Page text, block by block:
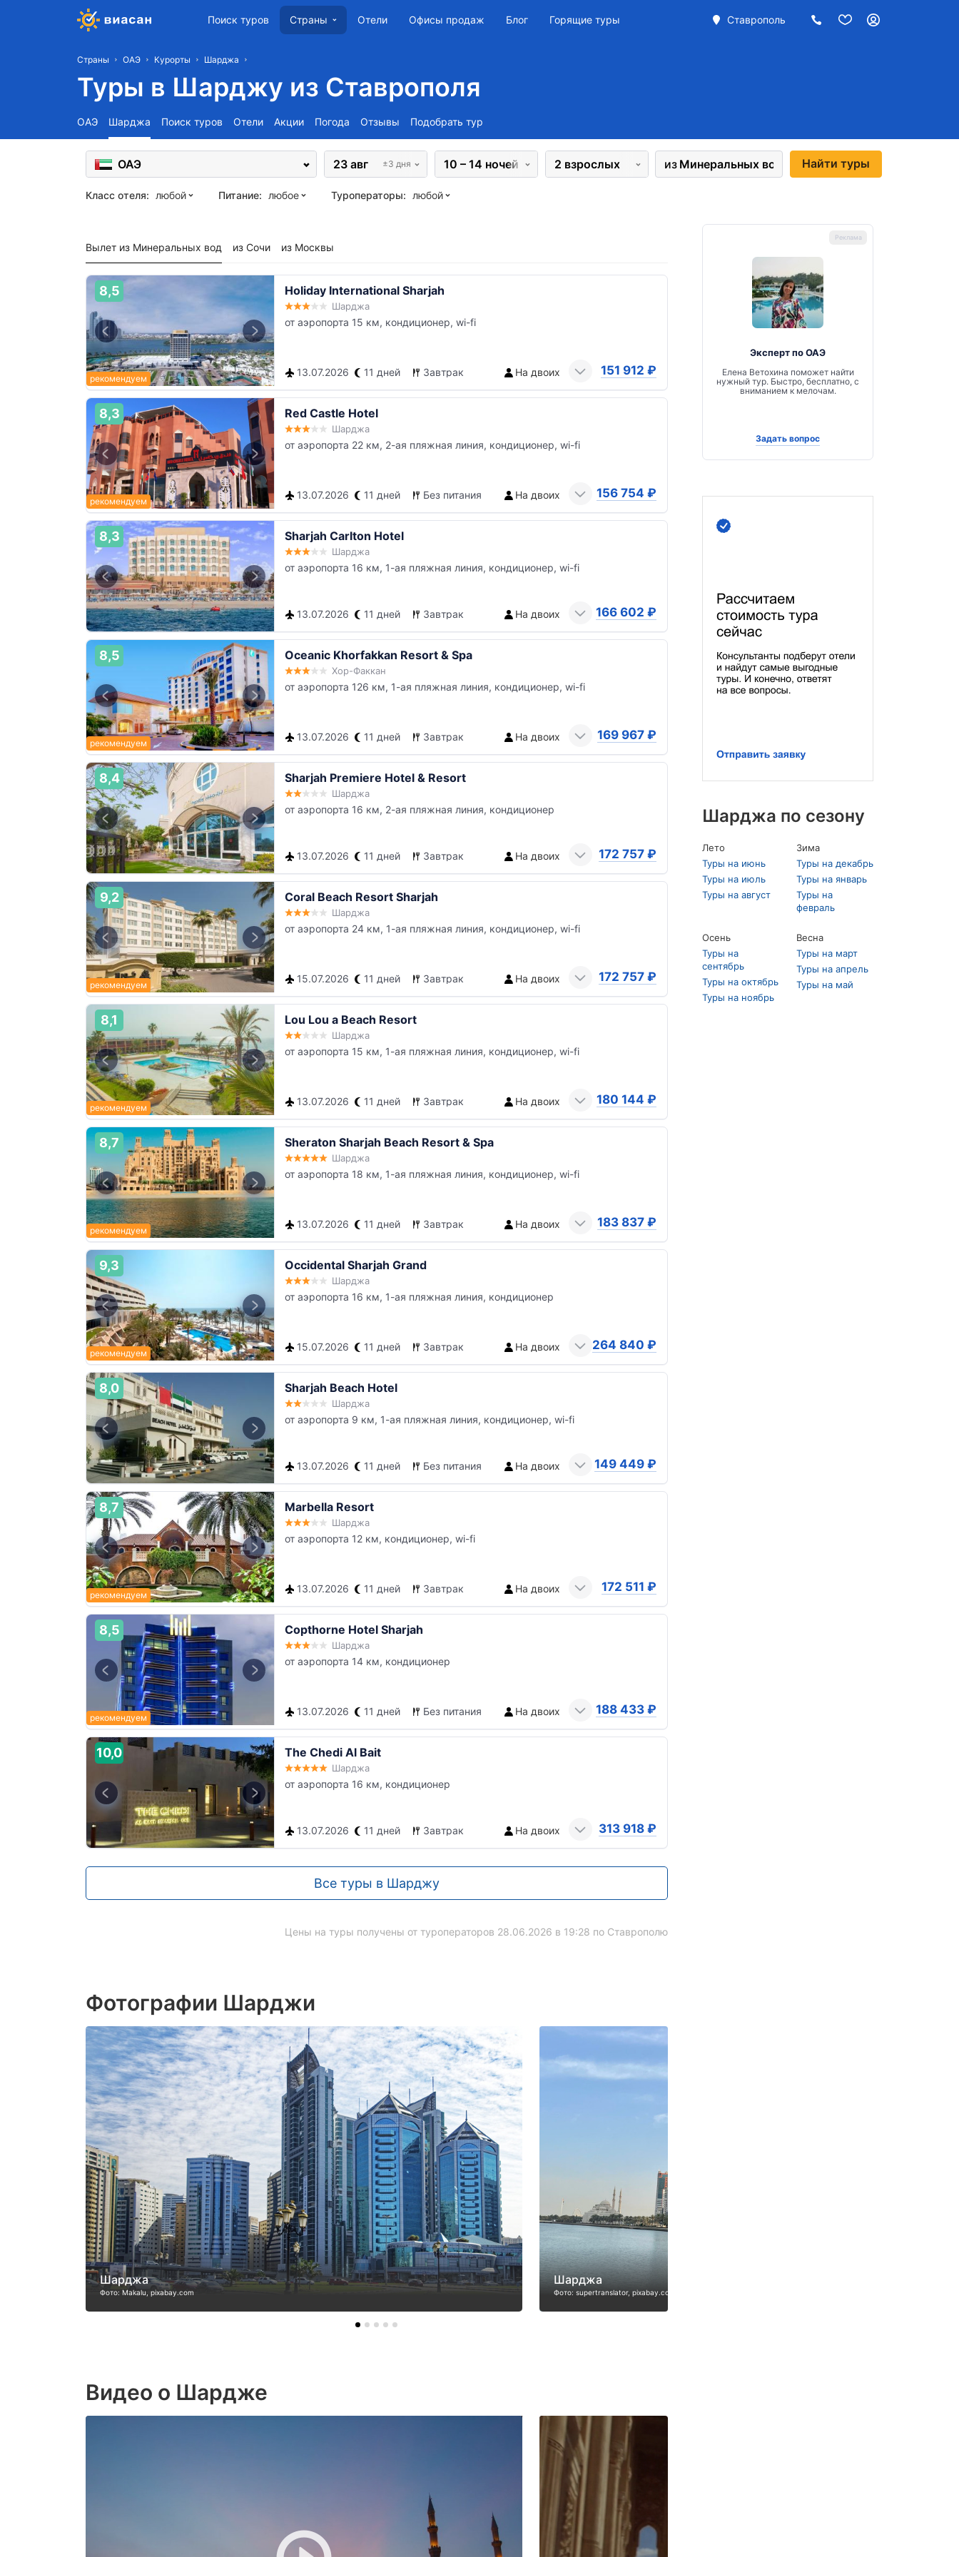
Ставрополь
Поиск туров Страны Отели Офисы продаж Блог Горящие туры
Страны ОАЭ Курорты Шарджа
Туры в Шарджу из Ставрополя
ОАЭ Шарджа Поиск туров Отели Акции Погода Отзывы Подобрать тур
ОАЭ 23 авг ±3 дня 10 – 14 ночей 2 взрослых Найти туры
Класс отеля: любой Питание: любое Туроператоры: любой
Вылет из Минеральных вод из Сочи из Москвы
8,5 Holiday International Sharjah
Шарджа
от аэропорта 15 км, кондиционер, wi-fi
13.07.2026 11 дней Завтрак На двоих 151 912 ₽
8,3 Red Castle Hotel
Шарджа
от аэропорта 22 км, 2-ая пляжная линия, кондиционер, wi-fi
13.07.2026 11 дней Без питания На двоих 156 754 ₽
8,3 Sharjah Carlton Hotel
Шарджа
от аэропорта 16 км, 1-ая пляжная линия, кондиционер, wi-fi
13.07.2026 11 дней Завтрак На двоих 166 602 ₽
8,5 Oceanic Khorfakkan Resort & Spa
Хор-Факкан
от аэропорта 126 км, 1-ая пляжная линия, кондиционер, wi-fi
13.07.2026 11 дней Завтрак На двоих 169 967 ₽
8,4 Sharjah Premiere Hotel & Resort
Шарджа
от аэропорта 16 км, 2-ая пляжная линия, кондиционер
13.07.2026 11 дней Завтрак На двоих 172 757 ₽
9,2 Coral Beach Resort Sharjah
Шарджа
от аэропорта 24 км, 1-ая пляжная линия, кондиционер, wi-fi
15.07.2026 11 дней Завтрак На двоих 172 757 ₽
8,1 Lou Lou a Beach Resort
Шарджа
от аэропорта 15 км, 1-ая пляжная линия, кондиционер, wi-fi
13.07.2026 11 дней Завтрак На двоих 180 144 ₽
8,7 Sheraton Sharjah Beach Resort & Spa
Шарджа
от аэропорта 18 км, 1-ая пляжная линия, кондиционер, wi-fi
13.07.2026 11 дней Завтрак На двоих 183 837 ₽
9,3 Occidental Sharjah Grand
Шарджа
от аэропорта 16 км, 1-ая пляжная линия, кондиционер
15.07.2026 11 дней Завтрак На двоих 264 840 ₽
8,0 Sharjah Beach Hotel
Шарджа
от аэропорта 9 км, 1-ая пляжная линия, кондиционер, wi-fi
13.07.2026 11 дней Без питания На двоих 149 449 ₽
8,7 Marbella Resort
Шарджа
от аэропорта 12 км, кондиционер, wi-fi
13.07.2026 11 дней Завтрак На двоих 172 511 ₽
8,5 Copthorne Hotel Sharjah
Шарджа
от аэропорта 14 км, кондиционер
13.07.2026 11 дней Без питания На двоих 188 433 ₽
10,0 The Chedi Al Bait
Шарджа
от аэропорта 16 км, кондиционер
13.07.2026 11 дней Завтрак На двоих 313 918 ₽
Все туры в Шарджу
Цены на туры получены от туроператоров 28.06.2026 в 19:28 по Ставрополю
Фотографии Шарджи
Шарджа
Фото: Makalu, pixabay.com
Шарджа
Фото: supertranslator, pixabay.com
Видео о Шардже
Эксперт по ОАЭ
Елена Ветохина поможет найти
нужный тур. Быстро, бесплатно, с
вниманием к мелочам.
Задать вопрос
Шарджа по сезону
Лето
Туры на июнь
Туры на июль
Туры на август
Зима
Туры на декабрь
Туры на январь
Туры на
февраль
Осень
Туры на
сентябрь
Туры на октябрь
Туры на ноябрь
Весна
Туры на март
Туры на апрель
Туры на май